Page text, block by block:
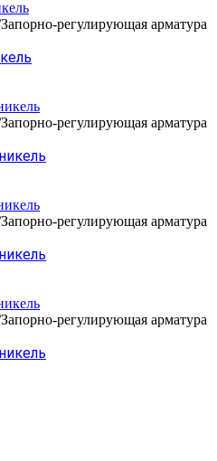
регулирующая арматура
регулирующая арматура
регулирующая арматура
регулирующая арматура